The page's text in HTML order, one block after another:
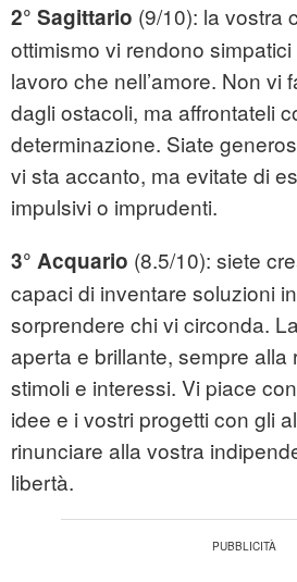
2° Sagittario (9/10): la vostra
ottimismo vi rendono
lavoro che nell’amore. Non vi
dagli ostacoli, ma affrontateli
determinazione. Siate
vi sta accanto, ma evitate di
impulsivi o imprudenti.
3° Acquario (8.5/10): siete
capaci di inventare soluzioni
sorprendere chi vi circonda.
aperta e brillante, sempre alla
stimoli e interessi. Vi piace
idee e i vostri progetti con gli
rinunciare alla vostra
libertà.